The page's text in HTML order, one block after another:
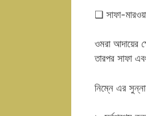
❑ সাফা-
ওমরা আদায়ের
তারপর সাফা
নিম্নে এর